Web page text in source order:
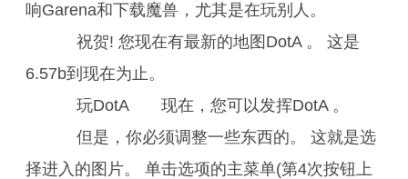
响Garena和下载魔兽，尤其是在玩别人。
祝贺! 您现在有最新的地图DotA 。 这是
6.57b到现在为止。
玩DotA 现在，您可以发挥DotA 。
但是，你必须调整一些东西的。 这就是选
择进入的图片。 单击选项的主菜单(第4次按钮上